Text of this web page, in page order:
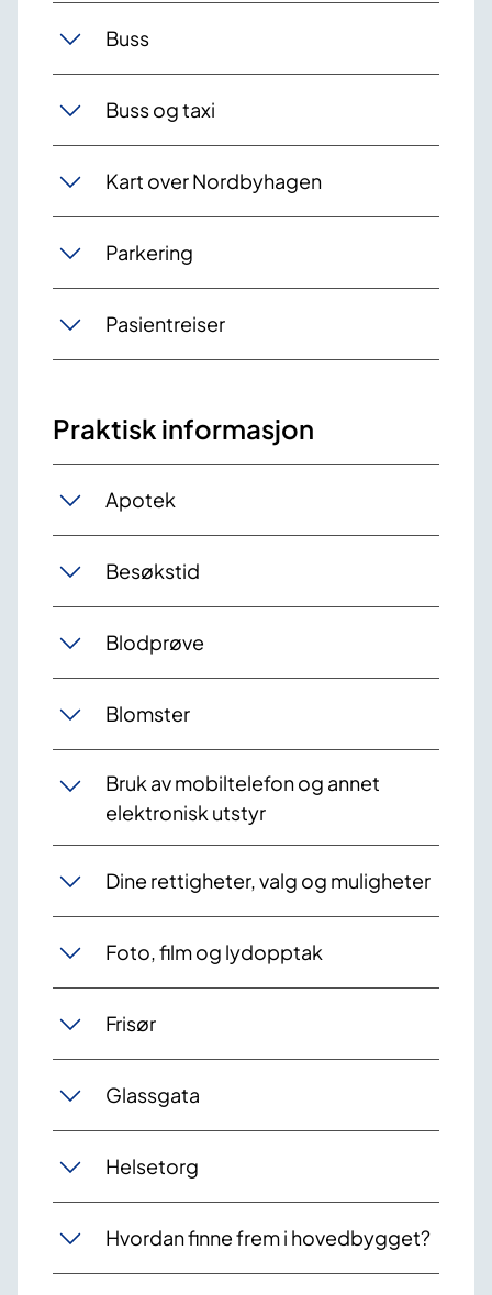
Buss
Buss og taxi
Kart over Nordbyhagen
Parkering
Pasientreiser
Praktisk informasjon
Apotek
Besøkstid
Blodprøve
Blomster
Bruk av mobiltelefon og annet
elektronisk utstyr
Dine rettigheter, valg og muligheter
Foto, film og lydopptak
Frisør
Glassgata
Helsetorg
Hvordan finne frem i hovedbygget?